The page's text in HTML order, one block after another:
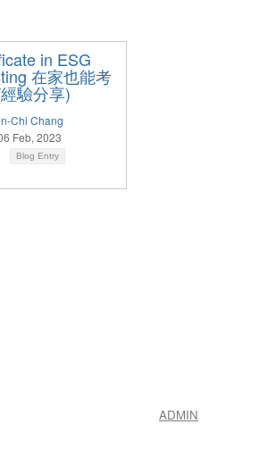
in ESG
在家也能考
驗分享)
Chi Chang
Feb, 2023
Blog Entry
ADMIN